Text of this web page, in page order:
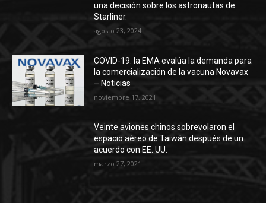
una decisión sobre los astronautas de
Starliner.
agosto 23, 2024
COVID-19: la EMA evalúa la demanda para
la comercialización de la vacuna Novavax
– Noticias
noviembre 17, 2021
Veinte aviones chinos sobrevolaron el
espacio aéreo de Taiwán después de un
acuerdo con EE. UU.
marzo 27, 2021